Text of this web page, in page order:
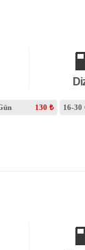
130 ₺ 16-30